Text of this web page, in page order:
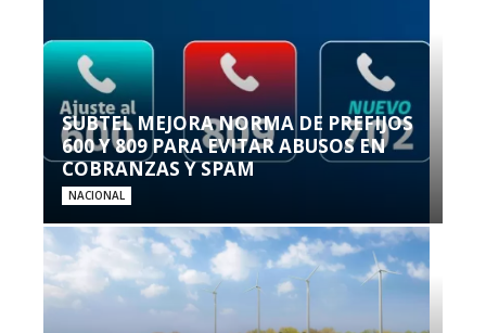
SUBTEL MEJORA NORMA DE PREFIJOS
600 Y 809 PARA EVITAR ABUSOS EN
COBRANZAS Y SPAM
NACIONAL